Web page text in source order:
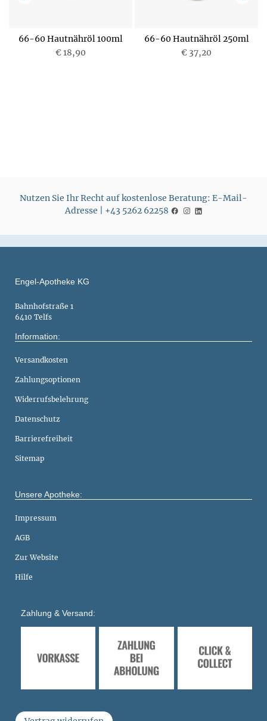
66-60 Hautnähröl 100ml
€ 18,90
66-60 Hautnähröl 250ml
€ 37,20
Nutzen Sie Ihr Recht auf kostenlose Beratung: E-Mail-
Adresse | +43 5262 62258
Engel-Apotheke KG
Bahnhofstraße 1
6410 Telfs
Information:
Versandkosten
Zahlungsoptionen
Widerrufsbelehrung
Datenschutz
Barrierefreiheit
Sitemap
Unsere Apotheke:
Impressum
AGB
Zur Website
Hilfe
Zahlung & Versand: